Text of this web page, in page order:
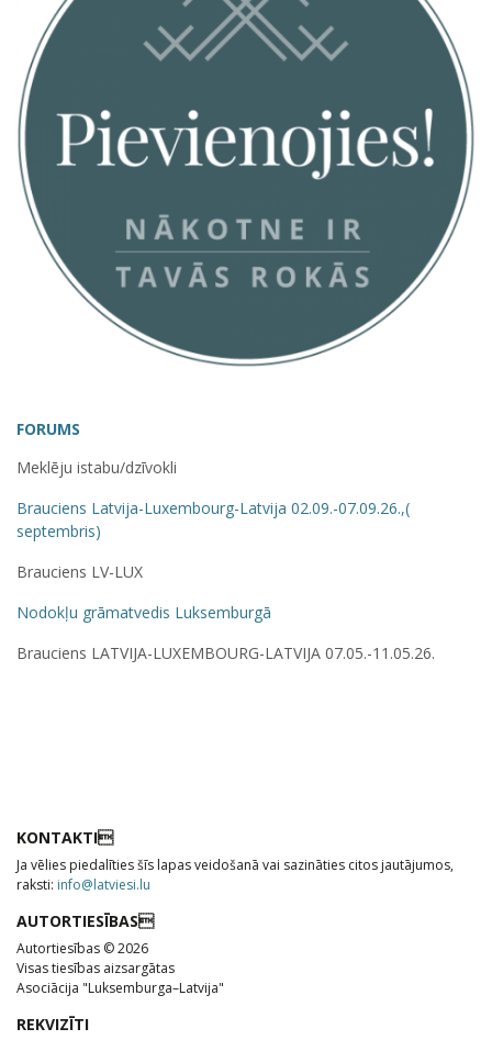
FORUMS
Meklēju istabu/dzīvokli
Brauciens Latvija-Luxembourg-Latvija 02.09.-07.09.26.,(
septembris)
Brauciens LV-LUX
Nodokļu grāmatvedis Luksemburgā
Brauciens LATVIJA-LUXEMBOURG-LATVIJA 07.05.-11.05.26.
KONTAKTI
Ja vēlies piedalīties šīs lapas veidošanā vai sazināties citos jautājumos,
raksti: info@latviesi.lu
AUTORTIESĪBAS
Autortiesības © 2026
Visas tiesības aizsargātas
Asociācija "Luksemburga–Latvija"
REKVIZĪTI